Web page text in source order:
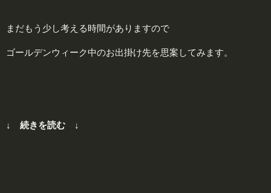
まだもう少し考える時間がありますので
ゴールデンウィーク中のお出掛け先を思案してみます。
↓ 続きを読む ↓